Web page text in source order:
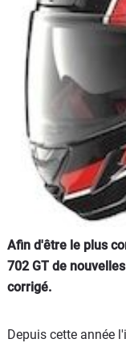
Services
Auto
Afin d'être le plus
702 GT de
corrigé.
Depuis cette année